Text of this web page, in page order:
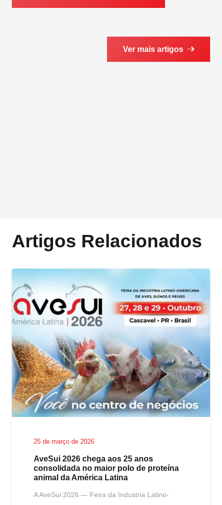
Ver mais artigos
Artigos Relacionados
25 de março de 2026
AveSui 2026 chega aos 25 anos
consolidada no maior polo de proteína
animal da América Latina
A AveSui 2026 — Feira da Industria Latino-